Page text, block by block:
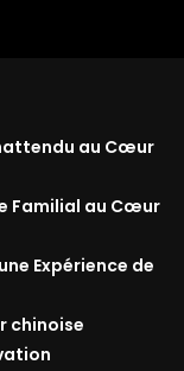
au Cœur
Familial au Cœur
Expérience de
chinoise